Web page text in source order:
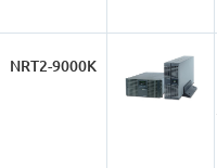
NRT2-9000K